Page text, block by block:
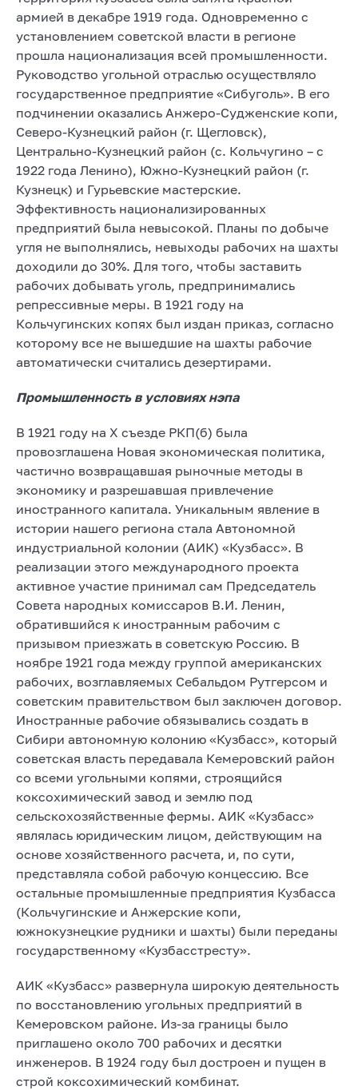
армией в декабре 1919 года. Одновременно с
установлением советской власти в регионе
прошла национализация всей промышленности.
Руководство угольной отраслью осуществляло
государственное предприятие «Сибуголь». В его
подчинении оказались Анжеро-Судженские копи,
Северо-Кузнецкий район (г. Щегловск),
Центрально-Кузнецкий район (с. Кольчугино – с
1922 года Ленино), Южно-Кузнецкий район (г.
Кузнецк) и Гурьевские мастерские.
Эффективность национализированных
предприятий была невысокой. Планы по добыче
угля не выполнялись, невыходы рабочих на шахты
доходили до 30%. Для того, чтобы заставить
рабочих добывать уголь, предпринимались
репрессивные меры. В 1921 году на
Кольчугинских копях был издан приказ, согласно
которому все не вышедшие на шахты рабочие
автоматически считались дезертирами.
Промышленность в условиях нэпа
В 1921 году на Х съезде РКП(б) была
провозглашена Новая экономическая политика,
частично возвращавшая рыночные методы в
экономику и разрешавшая привлечение
иностранного капитала. Уникальным явление в
истории нашего региона стала Автономной
индустриальной колонии (АИК) «Кузбасс». В
реализации этого международного проекта
активное участие принимал сам Председатель
Совета народных комиссаров В.И. Ленин,
обратившийся к иностранным рабочим с
призывом приезжать в советскую Россию. В
ноябре 1921 года между группой американских
рабочих, возглавляемых Себальдом Рутгерсом и
советским правительством был заключен договор.
Иностранные рабочие обязывались создать в
Сибири автономную колонию «Кузбасс», который
советская власть передавала Кемеровский район
со всеми угольными копями, строящийся
коксохимический завод и землю под
сельскохозяйственные фермы. АИК «Кузбасс»
являлась юридическим лицом, действующим на
основе хозяйственного расчета, и, по сути,
представляла собой рабочую концессию. Все
остальные промышленные предприятия Кузбасса
(Кольчугинские и Анжерские копи,
южнокузнецкие рудники и шахты) были переданы
государственному «Кузбасстресту».
АИК «Кузбасс» развернула широкую деятельность
по восстановлению угольных предприятий в
Кемеровском районе. Из-за границы было
приглашено около 700 рабочих и десятки
инженеров. В 1924 году был достроен и пущен в
строй коксохимический комбинат.